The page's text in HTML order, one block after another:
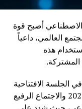
أصبح قوة
العالمي، داعياً
هذه
المشتركة.
الجلسة الافتتاحية
للمؤتمر العالمي للذكاء الاصطناعي لعام 2026 والاجتماع الرفيع